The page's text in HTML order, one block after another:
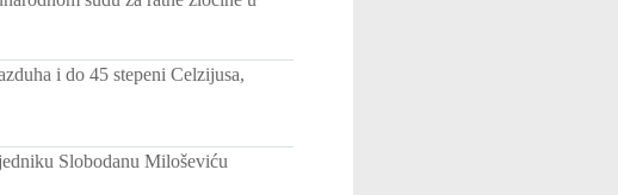
i do 45 stepeni Celzijusa,
Slobodanu Miloševiću